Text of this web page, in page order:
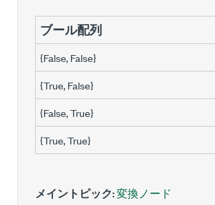
ブール配列
{False, False}
{True, False}
{False, True}
{True, True}
メイントピック:変換ノード